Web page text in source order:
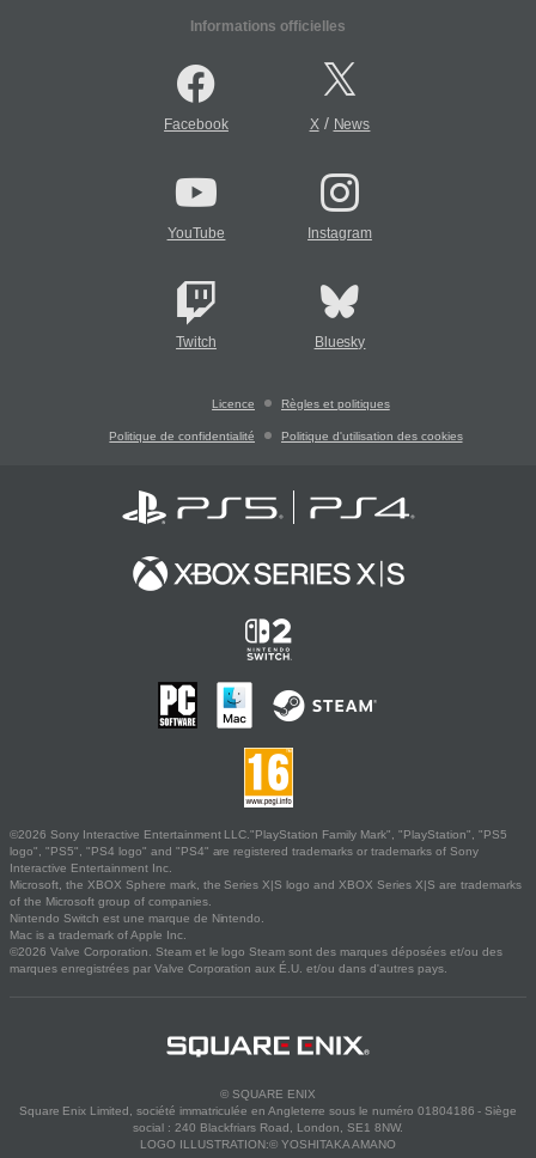
Informations officielles
Facebook X/ News
YouTube Instagram
Twitch Bluesky
Licence Règles et politiques
Politique de confidentialité Politique d'utilisation des cookies
©2026 Sony Interactive Entertainment LLC."PlayStation Family Mark", "PlayStation", "PS5
logo", "PS5", "PS4 logo" and "PS4" are registered trademarks or trademarks of Sony
Interactive Entertainment Inc.
Microsoft, the XBOX Sphere mark, the Series X|S logo and XBOX Series X|S are trademarks
of the Microsoft group of companies.
Nintendo Switch est une marque de Nintendo.
Mac is a trademark of Apple Inc.
©2026 Valve Corporation. Steam et le logo Steam sont des marques déposées et/ou des
marques enregistrées par Valve Corporation aux É.U. et/ou dans d'autres pays.
© SQUARE ENIX
Square Enix Limited, société immatriculée en Angleterre sous le numéro 01804186 - Siège
social : 240 Blackfriars Road, London, SE1 8NW.
LOGO ILLUSTRATION:© YOSHITAKA AMANO